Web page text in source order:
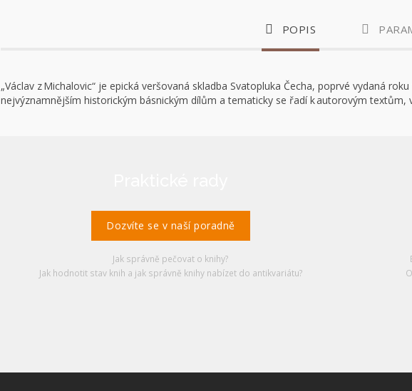
POPIS
„Václav z Michalovic“ je epická veršovaná skladba Svatopluka Čecha, poprvé vydaná
nejvýznamnějším historickým básnickým dílům a tematicky se řadí k autorovým textům,
Dozvíte se v naší poradně
Jak správně pečovat o knihy?
Jak hodnotit stav knih a jak správně knihy nabízet do antikvariátu?